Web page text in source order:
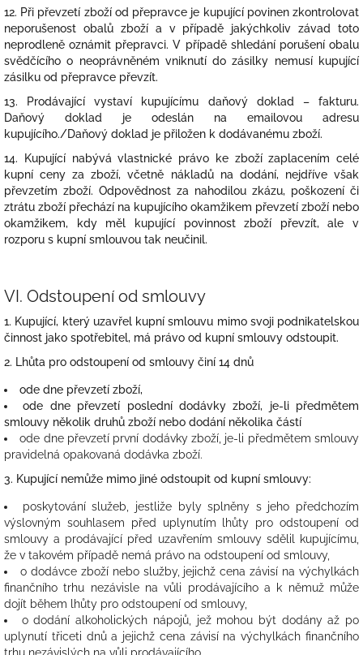
12. Při převzetí zboží od přepravce je kupující povinen zkontrolovat
neporušenost obalů zboží a v případě jakýchkoliv závad toto
neprodleně oznámit přepravci. V případě shledání porušení obalu
svědčícího o neoprávněném vniknutí do zásilky nemusí kupující
zásilku od přepravce převzít.
13. Prodávající vystaví kupujícímu daňový doklad – fakturu.
Daňový doklad je odeslán na emailovou adresu
kupujícího./Daňový doklad je přiložen k dodávanému zboží.
14. Kupující nabývá vlastnické právo ke zboží zaplacením celé
kupní ceny za zboží, včetně nákladů na dodání, nejdříve však
převzetím zboží. Odpovědnost za nahodilou zkázu, poškození či
ztrátu zboží přechází na kupujícího okamžikem převzetí zboží nebo
okamžikem, kdy měl kupující povinnost zboží převzít, ale v
rozporu s kupní smlouvou tak neučinil.
VI. Odstoupení od smlouvy
1. Kupující, který uzavřel kupní smlouvu mimo svoji podnikatelskou
činnost jako spotřebitel, má právo od kupní smlouvy odstoupit.
2. Lhůta pro odstoupení od smlouvy činí 14 dnů
ode dne převzetí zboží,
ode dne převzetí poslední dodávky zboží, je-li předmětem
smlouvy několik druhů zboží nebo dodání několika částí
ode dne převzetí první dodávky zboží, je-li předmětem smlouvy
pravidelná opakovaná dodávka zboží.
3. Kupující nemůže mimo jiné odstoupit od kupní smlouvy:
poskytování služeb, jestliže byly splněny s jeho předchozím
výslovným souhlasem před uplynutím lhůty pro odstoupení od
smlouvy a prodávající před uzavřením smlouvy sdělil kupujícímu,
že v takovém případě nemá právo na odstoupení od smlouvy,
o dodávce zboží nebo služby, jejichž cena závisí na výchylkách
finančního trhu nezávisle na vůli prodávajícího a k němuž může
dojít během lhůty pro odstoupení od smlouvy,
o dodání alkoholických nápojů, jež mohou být dodány až po
uplynutí třiceti dnů a jejichž cena závisí na výchylkách finančního